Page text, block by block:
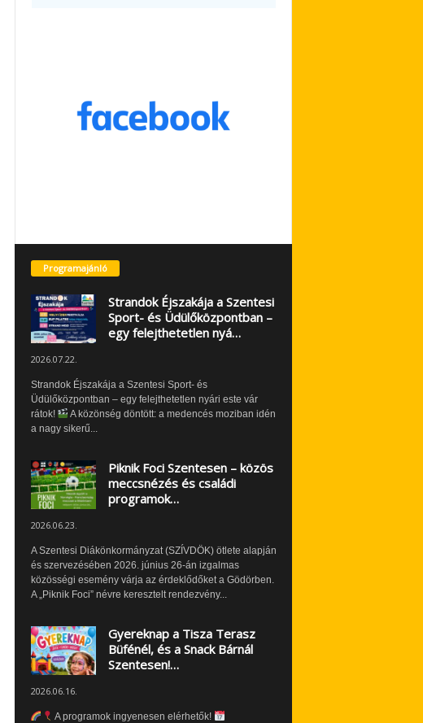
Programajánló
Strandok Éjszakája a Szentesi
Sport- és Üdülőközpontban –
egy felejthetetlen nyá…
2026.07.22.
Strandok Éjszakája a Szentesi Sport- és
Üdülőközpontban – egy felejthetetlen nyári este vár
rátok!
A közönség döntött: a medencés moziban idén
a nagy sikerű...
Piknik Foci Szentesen – közös
meccsnézés és családi
programok…
2026.06.23.
A Szentesi Diákönkormányzat (SZÍVDÖK) ötlete alapján
és szervezésében 2026. június 26-án izgalmas
közösségi esemény várja az érdeklődőket a Gödörben.
A „Piknik Foci” névre keresztelt rendezvény...
Gyereknap a Tisza Terasz
Büfénél, és a Snack Bárnál
Szentesen!…
2026.06.16.
A programok ingyenesen elérhetők!